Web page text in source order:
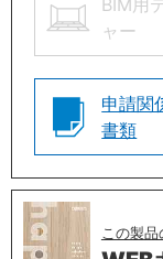
BIM用
ャー
申請関
書類
この製